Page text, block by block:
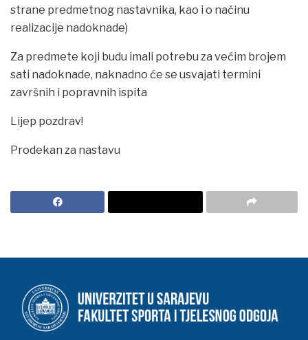
strane predmetnog nastavnika, kao i o načinu
realizacije nadoknade)
Za predmete koji budu imali potrebu za većim brojem
sati nadoknade, naknadno će se usvajati termini
završnih i popravnih ispita
Lijep pozdrav!
Prodekan za nastavu